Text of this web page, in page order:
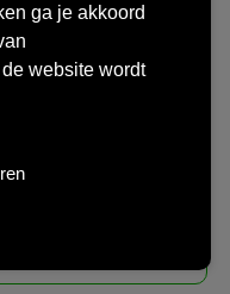
ga je akkoord
website wordt